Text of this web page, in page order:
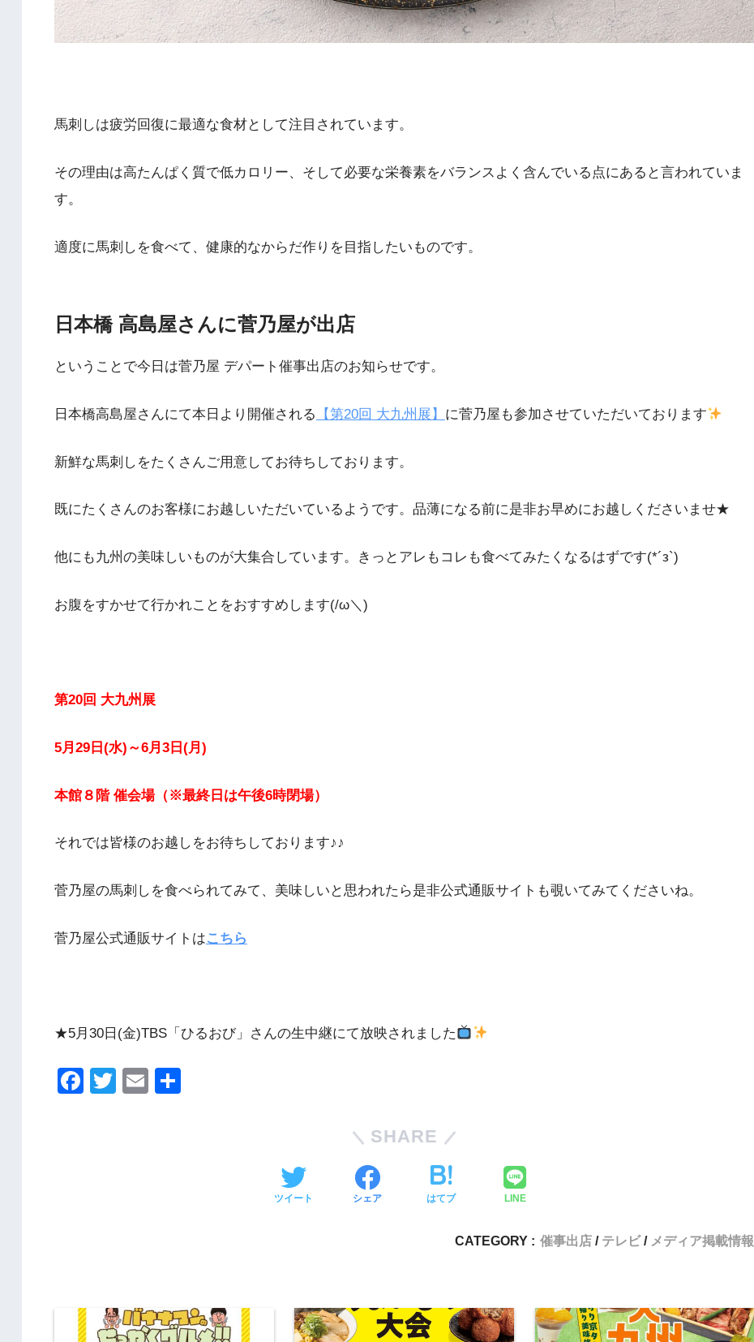
馬刺しは疲労回復に最適な食材として注目されています。
その理由は高たんぱく質で低カロリー、そして必要な栄養素をバランスよく含んでいる点にあると言われていま
す。
適度に馬刺しを食べて、健康的なからだ作りを目指したいものです。
日本橋 高島屋さんに菅乃屋が出店
ということで今日は菅乃屋 デパート催事出店のお知らせです。
日本橋高島屋さんにて本日より開催される 【第20回 大九州展】 に菅乃屋も参加させていただいております
新鮮な馬刺しをたくさんご用意してお待ちしております。
既にたくさんのお客様にお越しいただいているようです。品薄になる前に是非お早めにお越しくださいませ★
他にも九州の美味しいものが大集合しています。きっとアレもコレも食べてみたくなるはずです(*´з`)
お腹をすかせて行かれことをおすすめします(/ω＼)
第20回 大九州展
5月29日(水)～6月3日(月)
本館８階 催会場（※最終日は午後6時閉場）
それでは皆様のお越しをお待ちしております♪♪
菅乃屋の馬刺しを食べられてみて、美味しいと思われたら是非公式通販サイトも覗いてみてくださいね。
菅乃屋公式通販サイトはこちら
★5月30日(金)TBS「ひるおび」さんの生中継にて放映されました
F T E 共
SHARE
ツイート シェア はてブ LINE
CATEGORY : 催事出店 テレビ メディア掲載情報